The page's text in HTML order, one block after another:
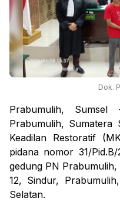
Dok.
Prabumulih,
Prabumulih, Sumatera
Keadilan Restoratif
pidana nomor 31/
gedung PN
12, Sindur,
Selatan.